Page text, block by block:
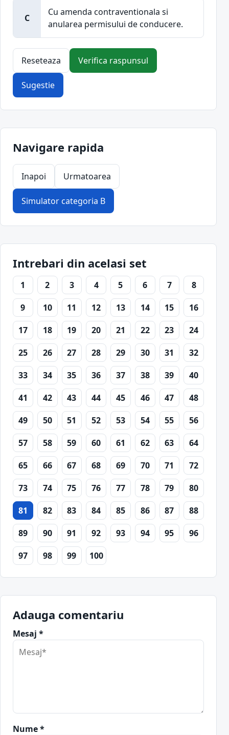
C
Cu amenda contraventionala si
anularea permisului de conducere.
Reseteaza Verifica raspunsul
Sugestie
Navigare rapida
Inapoi Urmatoarea
Simulator categoria B
Intrebari din acelasi set
1 2 3 4 5 6 7
8
9
10 11 12 13 14 15
16
17
18 19 20 21 22 23
24
25
26 27 28 29 30 31
32
33
34 35 36 37 38 39
40
41
42 43 44 45 46 47
48
49
50 51 52 53 54 55
56
57
58 59 60 61 62 63
64
65
66 67 68 69 70 71
72
73
74 75 76 77 78 79
80
81
82 83 84 85 86 87
88
89
90 91 92 93 94 95
96
97
98 99 100
Adauga comentariu
Mesaj *
Nume *